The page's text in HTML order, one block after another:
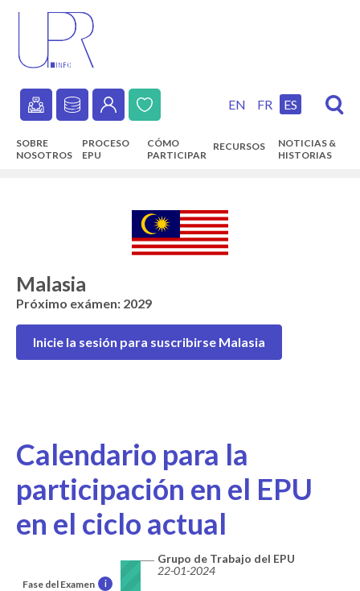
content
Secondary
navigation
EN FR ES
SOBRE
NOSOTROS
PROCESO
EPU
CÓMO
PARTICIPAR
RECURSOS
NOTICIAS &
HISTORIAS
Malasia
Próximo exámen: 2029
Inicie la sesión para suscribirse Malasia
Calendario para la
participación en el EPU
en el ciclo actual
Fase del Examen i
Grupo de Trabajo del EPU
22-01-2024